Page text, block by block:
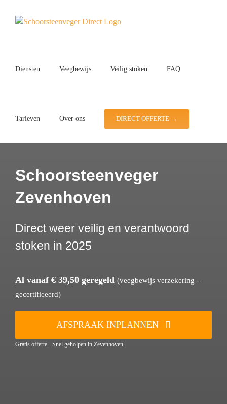
Diensten Veegbewijs Veilig stoken FAQ
Tarieven Over ons DIRECT OFFERTE →
Schoorsteenveger
Zevenhoven
Direct weer veilig en verantwoord
stoken in 2025
Al vanaf € 39,50 geregeld (veegbewijs verzekering -
gecertificeerd)
AFSPRAAK INPLANNEN
Gratis offerte - Snel geholpen in Zevenhoven